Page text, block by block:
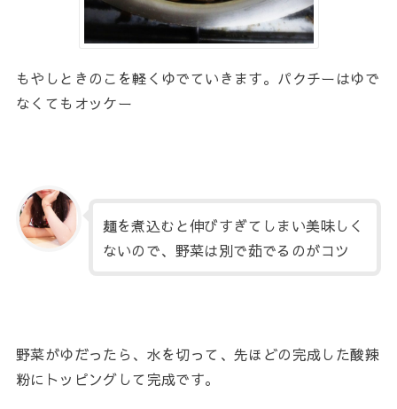
もやしときのこを軽くゆでていきます。パクチーはゆで
なくてもオッケー
麺を煮込むと伸びすぎてしまい美味しく
ないので、野菜は別で茹でるのがコツ
野菜がゆだったら、水を切って、先ほどの完成した酸辣
粉にトッピングして完成です。